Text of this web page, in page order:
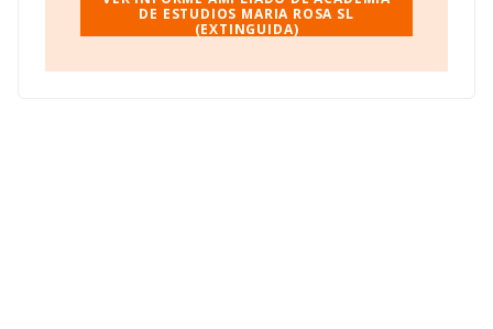
ámbito nacional alcanza los 4.215 millones de euros y
se calcula un promedio de facturación de 151 mil euros
información sobre Málaga, en la base de datos
DE ESTUDIOS MARIA ROSA SL
(EXTINGUIDA)